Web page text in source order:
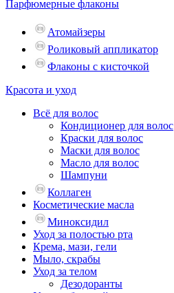
Парфюмерные флаконы
Атомайзеры
Роликовый аппликатор
Флаконы с кисточкой
Красота и уход
Всё для волос
Кондиционер для волос
Краски для волос
Маски для волос
Масло для волос
Шампуни
Коллаген
Косметические масла
Миноксидил
Уход за полостью рта
Крема, мази, гели
Мыло, скрабы
Уход за телом
Дезодоранты